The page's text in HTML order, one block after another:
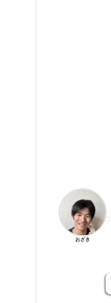
おざき